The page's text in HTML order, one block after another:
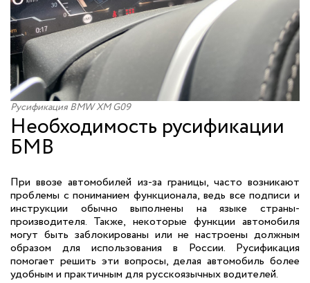
Русификация BMW XM G09
Необходимость русификации
БМВ
При ввозе автомобилей из-за границы, часто возникают
проблемы с пониманием функционала, ведь все подписи и
инструкции обычно выполнены на языке страны-
производителя. Также, некоторые функции автомобиля
могут быть заблокированы или не настроены должным
образом для использования в России. Русификация
помогает решить эти вопросы, делая автомобиль более
удобным и практичным для русскоязычных водителей.